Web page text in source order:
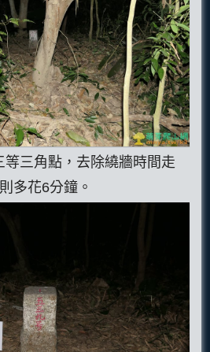
三角點，去除繞牆時間走
多花6分鐘。